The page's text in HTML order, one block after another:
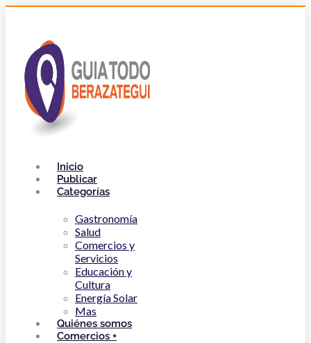
Inicio
Publicar
Categorías
Gastronomía
Salud
Comercios y
Servicios
Educación y
Cultura
Energía Solar
Mas
Quiénes somos
Comercios +